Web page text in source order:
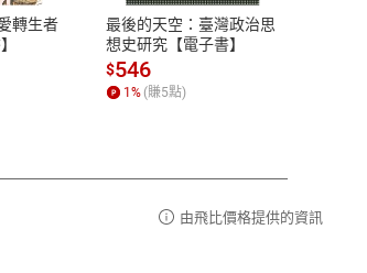
(國定假日及例假日休息)
：0080-1857077
轉生者
最後的天空：臺灣政治思
想史研究【電子書】
$546
1% (賺5點)
由飛比價格提供的資訊